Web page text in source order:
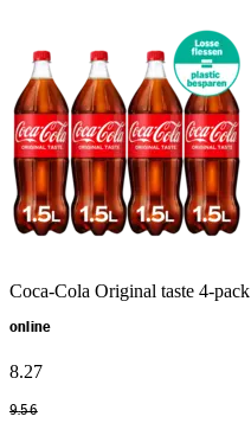
Coca-Cola Original taste 4-pack
online
8.27
9.56